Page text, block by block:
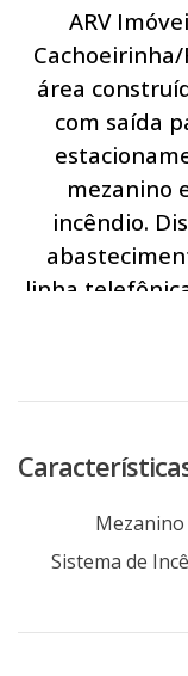
ARV
Cachoeirinha/
área
com saída
mezanino
incêndio.
linha
asfaltada.
mesmo
Mezanino
Sistema de